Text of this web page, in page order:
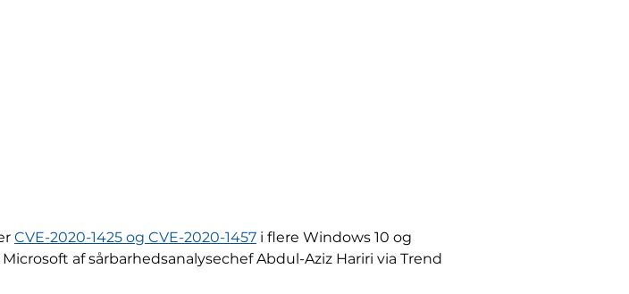
CVE-2020-1425 og CVE-2020-1457 i flere Windows 10 og
af sårbarhedsanalysechef Abdul-Aziz Hariri via Trend